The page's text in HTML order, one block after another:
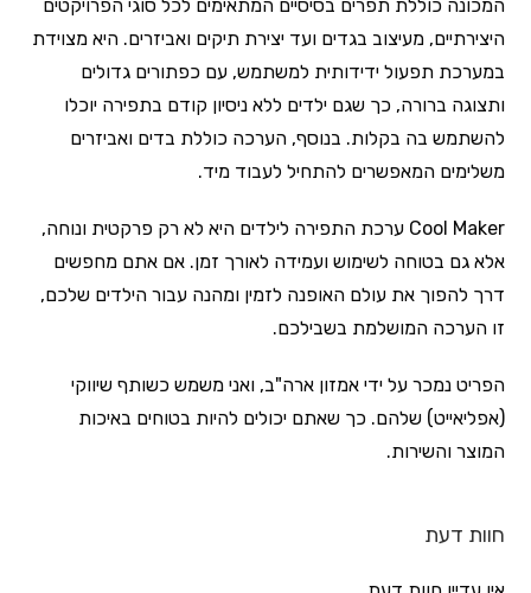
המכונה כוללת תפרים בסיסיים המתאימים לכל סוגי הפרויקטים
היצירתיים, מעיצוב בגדים ועד יצירת תיקים ואביזרים. היא מצוידת
במערכת תפעול ידידותית למשתמש, עם כפתורים גדולים
ותצוגה ברורה, כך שגם ילדים ללא ניסיון קודם בתפירה יוכלו
להשתמש בה בקלות. בנוסף, הערכה כוללת בדים ואביזרים
משלימים המאפשרים להתחיל לעבוד מיד.
Cool Maker ערכת התפירה לילדים היא לא רק פרקטית ונוחה,
אלא גם בטוחה לשימוש ועמידה לאורך זמן. אם אתם מחפשים
דרך להפוך את עולם האופנה לזמין ומהנה עבור הילדים שלכם,
זו הערכה המושלמת בשבילכם.
הפריט נמכר על ידי אמזון ארה"ב, ואני משמש כשותף שיווקי
(אפליאייט) שלהם. כך שאתם יכולים להיות בטוחים באיכות
המוצר והשירות.
חוות דעת